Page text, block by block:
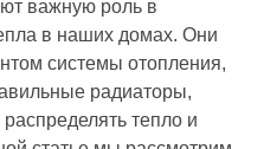
важную роль в
в наших домах. Они
системы отопления,
радиаторы,
тепло и